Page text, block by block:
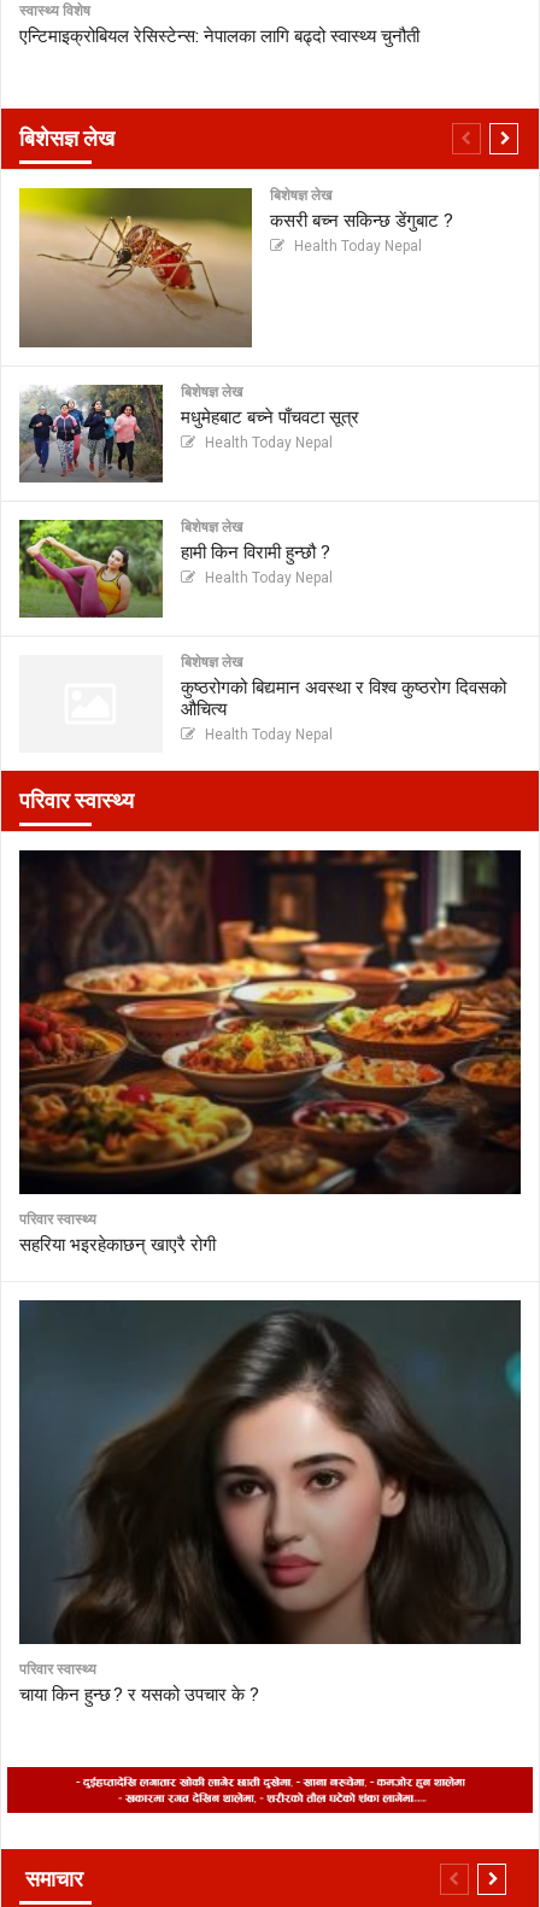
स्वास्थ्य विशेष
एन्टिमाइक्रोबियल रेसिस्टेन्स: नेपालका लागि बढ्दो स्वास्थ्य चुनौती
बिशेसज्ञ लेख
बिशेषज्ञ लेख
कसरी बच्न सकिन्छ डेंगुबाट ?
Health Today Nepal
बिशेषज्ञ लेख
मधुमेहबाट बच्ने पाँचवटा सूत्र
Health Today Nepal
बिशेषज्ञ लेख
हामी किन विरामी हुन्छौ ?
Health Today Nepal
बिशेषज्ञ लेख
कुष्ठरोगको बिद्यमान अवस्था र विश्व कुष्ठरोग दिवसको
औचित्य
Health Today Nepal
परिवार स्वास्थ्य
परिवार स्वास्थ्य
सहरिया भइरहेकाछन् खाएरै रोगी
परिवार स्वास्थ्य
चाया किन हुन्छ ? र यसको उपचार के ?
समाचार